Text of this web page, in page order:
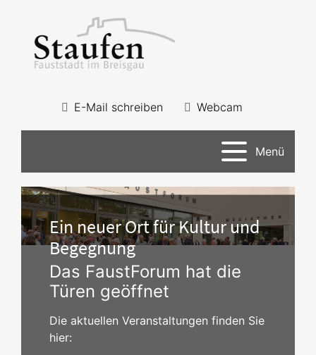
E-Mail schreiben Webcam
Menü
Ein neuer Ort für Kultur und
Begegnung
Das FaustForum hat die
Türen geöffnet
Die aktuellen Veranstaltungen finden Sie
hier: